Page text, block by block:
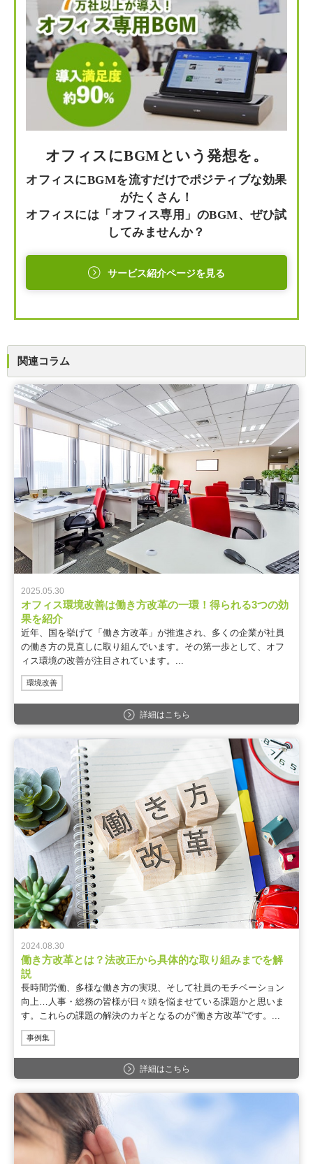
オフィスにBGMという発想を。
オフィスにBGMを流すだけでポジティブな効果
がたくさん！
オフィスには「オフィス専用」のBGM、ぜひ試
してみませんか？
サービス紹介ページを見る
関連コラム
2025.05.30
オフィス環境改善は働き方改革の一環！得られる3つの効
果を紹介
近年、国を挙げて「働き方改革」が推進され、多くの企業が社員
の働き方の見直しに取り組んでいます。その第一歩として、オフ
ィス環境の改善が注目されています。...
環境改善
詳細はこちら
2024.08.30
働き方改革とは？法改正から具体的な取り組みまでを解
説
長時間労働、多様な働き方の実現、そして社員のモチベーション
向上…人事・総務の皆様が日々頭を悩ませている課題かと思いま
す。これらの課題の解決のカギとなるのが”働き方改革”です。...
事例集
詳細はこちら